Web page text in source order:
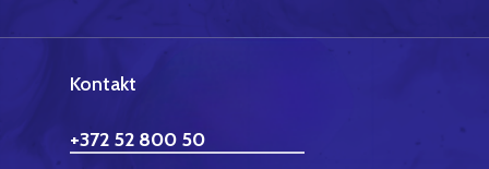
Kontakt
+372 52 800 50